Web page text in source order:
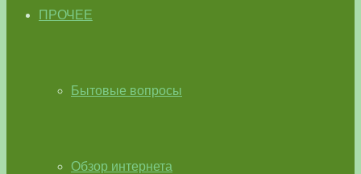
ПРОЧЕЕ
Бытовые вопросы
Обзор интернета